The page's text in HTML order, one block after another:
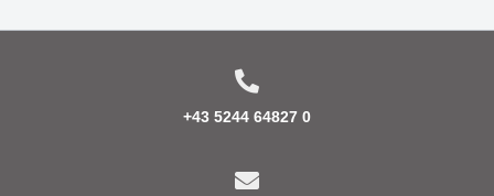
+43 5244 64827 0